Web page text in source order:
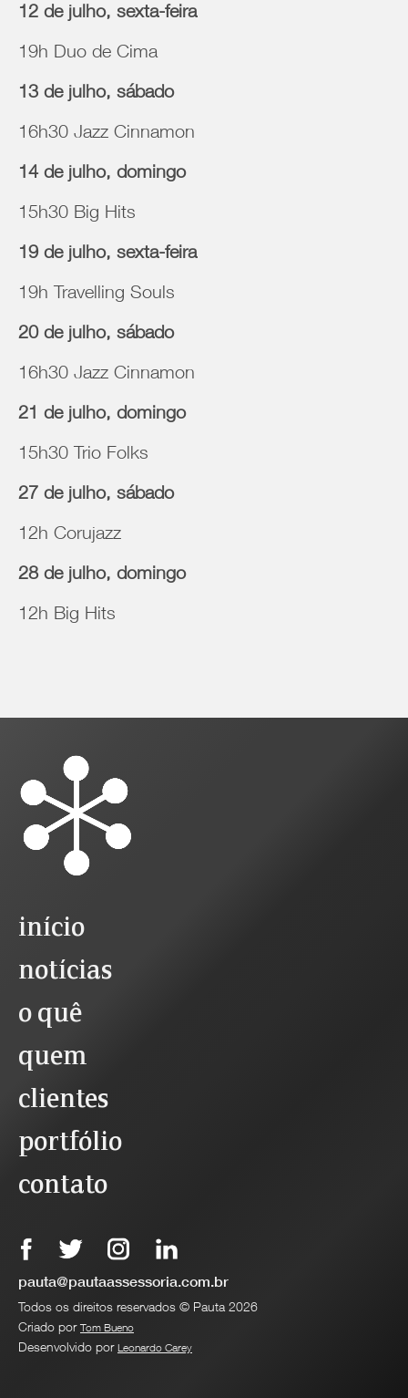
12 de julho, sexta-feira
19h Duo de Cima
13 de julho, sábado
16h30 Jazz Cinnamon
14 de julho, domingo
15h30 Big Hits
19 de julho, sexta-feira
19h Travelling Souls
20 de julho, sábado
16h30 Jazz Cinnamon
21 de julho, domingo
15h30 Trio Folks
27 de julho, sábado
12h Corujazz
28 de julho, domingo
12h Big Hits
início
notícias
o quê
quem
clientes
portfólio
contato
pauta@pautaassessoria.com.br
Todos os direitos reservados © Pauta 2026
Criado por Tom Bueno
Desenvolvido por Leonardo Carey